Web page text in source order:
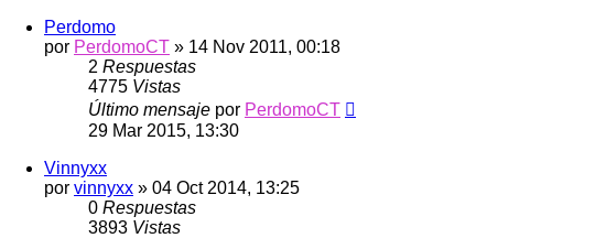
Perdomo
por PerdomoCT » 14 Nov 2011, 00:18
2 Respuestas
4775 Vistas
Último mensaje por PerdomoCT
29 Mar 2015, 13:30
Vinnyxx
por vinnyxx » 04 Oct 2014, 13:25
0 Respuestas
3893 Vistas